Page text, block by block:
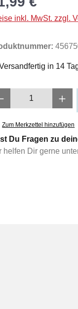
inkl. MwSt. zzgl.
in 14
Zum Merkzettel hinzufügen
Du Fragen zu
helfen Dir gerne